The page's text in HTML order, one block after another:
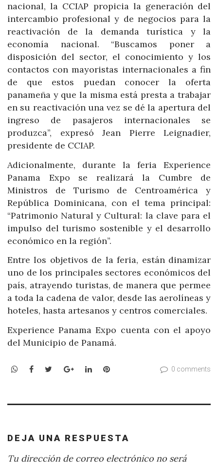
nacional, la CCIAP propicia la generación del
intercambio profesional y de negocios para la
reactivación de la demanda turística y la
economía nacional. “Buscamos poner a
disposición del sector, el conocimiento y los
contactos con mayoristas internacionales a fin
de que estos puedan conocer la oferta
panameña y que la misma está presta a trabajar
en su reactivación una vez se dé la apertura del
ingreso de pasajeros internacionales se
produzca”, expresó Jean Pierre Leignadier,
presidente de CCIAP.
Adicionalmente, durante la feria Experience
Panama Expo se realizará la Cumbre de
Ministros de Turismo de Centroamérica y
República Dominicana, con el tema principal:
“Patrimonio Natural y Cultural: la clave para el
impulso del turismo sostenible y el desarrollo
económico en la región”.
Entre los objetivos de la feria, están dinamizar
uno de los principales sectores económicos del
país, atrayendo turistas, de manera que permee
a toda la cadena de valor, desde las aerolíneas y
hoteles, hasta artesanos y centros comerciales.
Experience Panama Expo cuenta con el apoyo
del Municipio de Panamá.
WhatsApp
Facebook
TwitterGoogle+LinkedInPinterest 0 comments
DEJA UNA RESPUESTA
Tu dirección de correo electrónico no será